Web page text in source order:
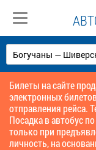
Билеты на сайте
электронных
отправления рейса.
Посадка в автобус
только при
личность, на